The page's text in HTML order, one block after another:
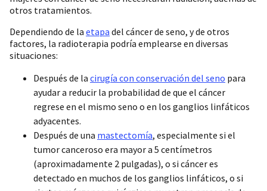
otros tratamientos.
Dependiendo de la etapa del cáncer de seno, y de otros
factores, la radioterapia podría emplearse en diversas
situaciones:
Después de la cirugía con conservación del seno para
ayudar a reducir la probabilidad de que el cáncer
regrese en el mismo seno o en los ganglios linfáticos
adyacentes.
Después de una mastectomía, especialmente si el
tumor canceroso era mayor a 5 centímetros
(aproximadamente 2 pulgadas), o si cáncer es
detectado en muchos de los ganglios linfáticos, o si